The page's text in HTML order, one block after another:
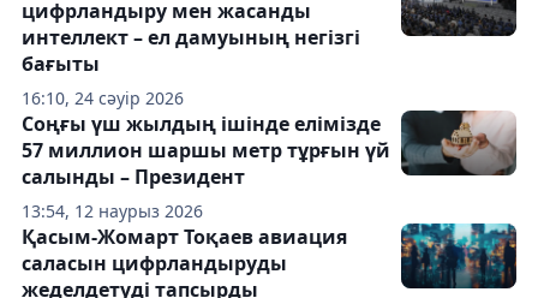
16:10, 24 сәуір 2026
цифрландыру мен жасанды
интеллект – ел дамуының негізгі
бағыты
13:54, 12 наурыз 2026
Соңғы үш жылдың ішінде елімізде
57 миллион шаршы метр тұрғын үй
салынды – Президент
Қасым-Жомарт Тоқаев авиация
саласын цифрландыруды
жеделдетуді тапсырды